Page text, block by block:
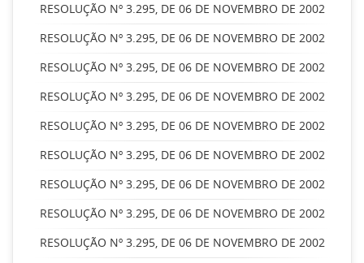
RESOLUÇÃO Nº 3.295, DE 06 DE NOVEMBRO DE 2002
RESOLUÇÃO Nº 3.295, DE 06 DE NOVEMBRO DE 2002
RESOLUÇÃO Nº 3.295, DE 06 DE NOVEMBRO DE 2002
RESOLUÇÃO Nº 3.295, DE 06 DE NOVEMBRO DE 2002
RESOLUÇÃO Nº 3.295, DE 06 DE NOVEMBRO DE 2002
RESOLUÇÃO Nº 3.295, DE 06 DE NOVEMBRO DE 2002
RESOLUÇÃO Nº 3.295, DE 06 DE NOVEMBRO DE 2002
RESOLUÇÃO Nº 3.295, DE 06 DE NOVEMBRO DE 2002
RESOLUÇÃO Nº 3.295, DE 06 DE NOVEMBRO DE 2002